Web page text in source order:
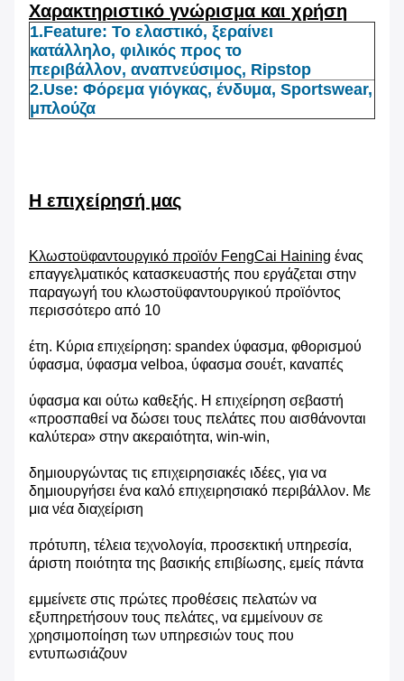
Χαρακτηριστικό γνώρισμα και χρήση
1.Feature: Το ελαστικό, ξεραίνει
κατάλληλο, φιλικός προς το
περιβάλλον, αναπνεύσιμος, Ripstop
2.Use: Φόρεμα γιόγκας, ένδυμα, Sportswear,
μπλούζα
Η επιχείρησή μας
Κλωστοϋφαντουργικό προϊόν FengCai Haining ένας
επαγγελματικός κατασκευαστής που εργάζεται στην
παραγωγή του κλωστοϋφαντουργικού προϊόντος
περισσότερο από 10
έτη. Κύρια επιχείρηση: spandex ύφασμα, φθορισμού
ύφασμα, ύφασμα velboa, ύφασμα σουέτ, καναπές
ύφασμα και ούτω καθεξής. Η επιχείρηση σεβαστή
«προσπαθεί να δώσει τους πελάτες που αισθάνονται
καλύτερα» στην ακεραιότητα, win-win,
δημιουργώντας τις επιχειρησιακές ιδέες, για να
δημιουργήσει ένα καλό επιχειρησιακό περιβάλλον. Με
μια νέα διαχείριση
πρότυπη, τέλεια τεχνολογία, προσεκτική υπηρεσία,
άριστη ποιότητα της βασικής επιβίωσης, εμείς πάντα
εμμείνετε στις πρώτες προθέσεις πελατών να
εξυπηρετήσουν τους πελάτες, να εμμείνουν σε
χρησιμοποίηση των υπηρεσιών τους που
εντυπωσιάζουν